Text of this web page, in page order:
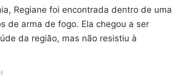
Regiane foi encontrada dentro de uma
de arma de fogo. Ela chegou a ser
da região, mas não resistiu à